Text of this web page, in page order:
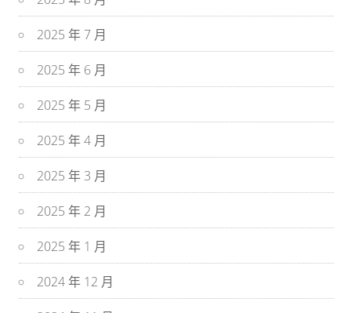
2025 年 7 月
2025 年 6 月
2025 年 5 月
2025 年 4 月
2025 年 3 月
2025 年 2 月
2025 年 1 月
2024 年 12 月